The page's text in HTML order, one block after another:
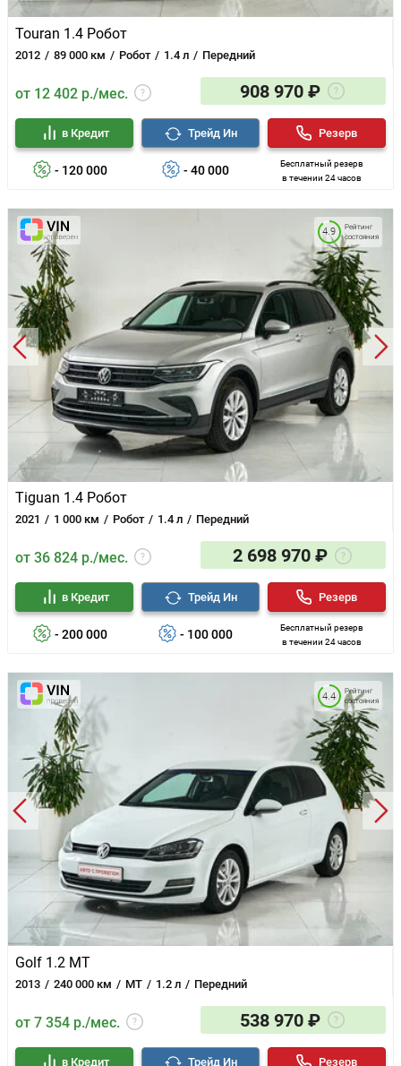
Touran 1.4 Робот
2012 89 000 км Робот 1.4 л Передний
от 12 402 р./мес. 908 970 ₽
- 120 000
в Кредит
- 40 000
Трейд Ин
Бесплатный резерв
в течении 24 часов
Резерв
Tiguan 1.4 Робот
2021 1 000 км Робот 1.4 л Передний
Рейтинг
состояния
4.9
от 36 824 р./мес. 2 698 970 ₽
- 200 000
в Кредит
- 100 000
Трейд Ин
Бесплатный резерв
в течении 24 часов
Резерв
Golf 1.2 MT
2013 240 000 км MT 1.2 л Передний
Рейтинг
состояния
4.4
от 7 354 р./мес. 538 970 ₽
в Кредит Трейд Ин Резерв